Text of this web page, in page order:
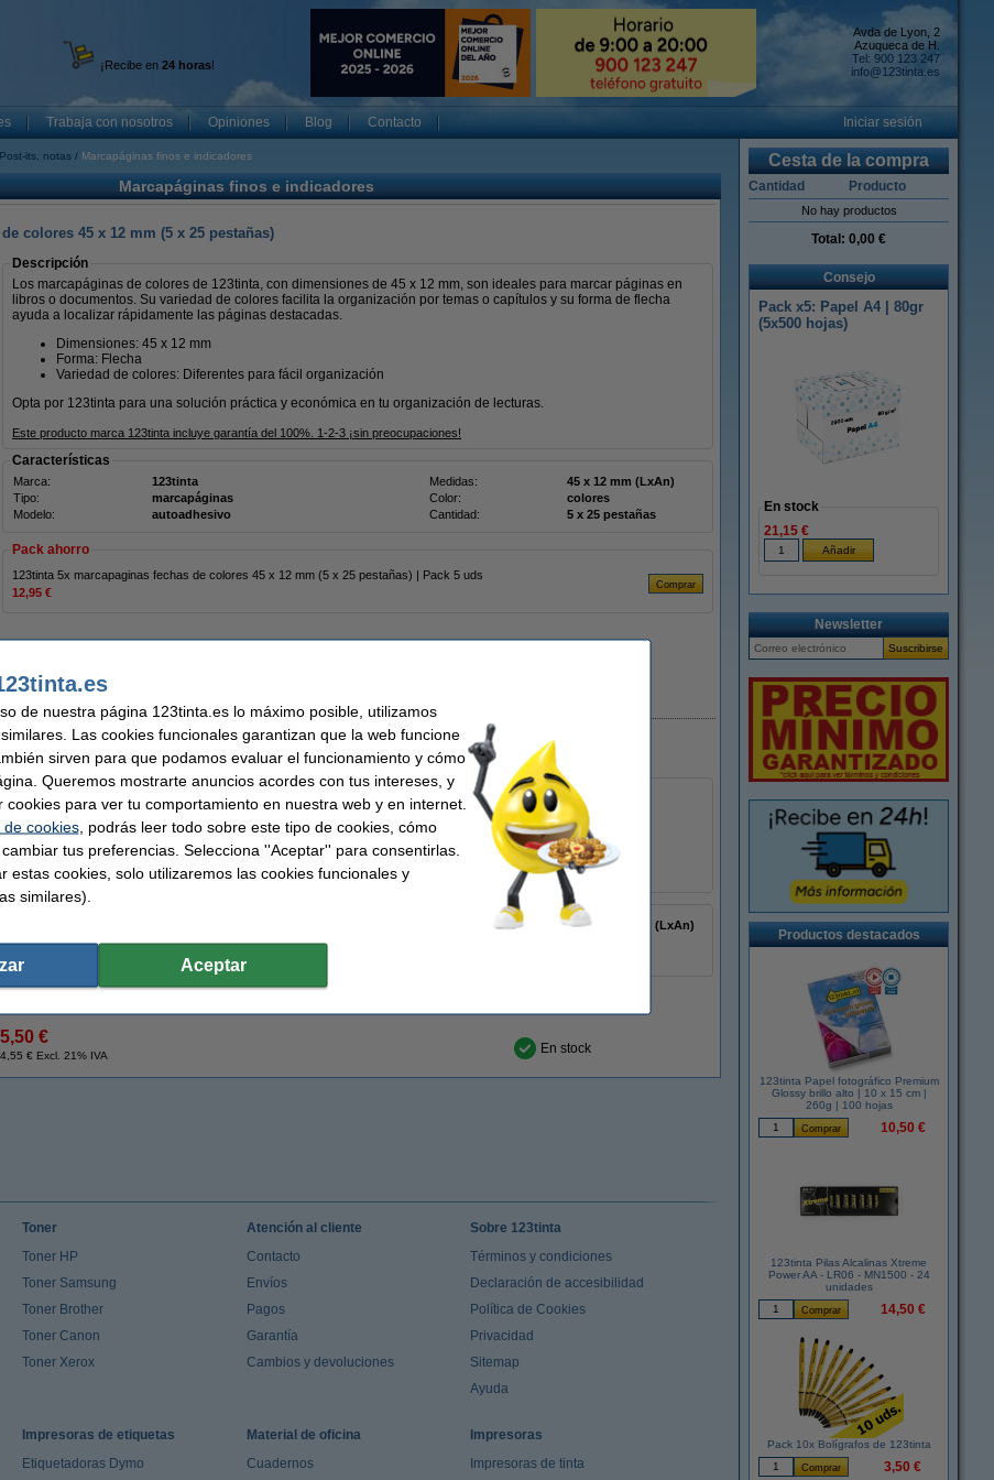
¡Recibe en 24 horas!
Avda de Lyon, 2
Azuqueca de H.
Tel: 900 123 247
info@123tinta.es
Trabaja con nosotros Opiniones Blog Contacto Iniciar sesión
Post-its, notas Marcapáginas finos e indicadores
Marcapáginas finos e indicadores
colores 45 x 12 mm (5 x 25 pestañas)
Descripción
Los marcapáginas de colores de 123tinta, con dimensiones de 45 x 12 mm, son ideales para marcar páginas en
libros o documentos. Su variedad de colores facilita la organización por temas o capítulos y su forma de flecha
ayuda a localizar rápidamente las páginas destacadas.
Dimensiones: 45 x 12 mm
Forma: Flecha
Variedad de colores: Diferentes para fácil organización
Opta por 123tinta para una solución práctica y económica en tu organización de lecturas.
Este producto marca 123tinta incluye garantía del 100%. 1-2-3 ¡sin preocupaciones!
Características
Marca: 123tinta Medidas:
45 x 12 mm (LxAn)
Tipo:
marcapáginas Color:
colores
Modelo:
autoadhesivo Cantidad: 5 x 25 pestañas
Pack ahorro
123tinta 5x marcapaginas fechas de colores 45 x 12 mm (5 x 25 pestañas) | Pack 5 uds
12,95 €
2,75 €
colores basicos (11,9 x 43,1 mm)
Descripción
El pack de Post-it 3M marcapáginas finos con 4 colores contiene:
1x marcapáginas finos azules brillantes (35 unidades)
1x marcapáginas finos amarillos (35 unidades)
1x marcapáginas finos rosas (35 unidades)
1x marcapáginas finos morados (35 unidades)
Características
43,2 x 11,9 mm (LxAn)
Tipo:
Post-it
colores
5,50 €
4,55 € Excl. 21% IVA En stock
Cesta de la compra
Cantidad Producto
No hay productos
Total: 0,00 €
Consejo
Pack x5: Papel A4 | 80gr
(5x500 hojas)
En stock
21,15 €
Newsletter
Productos destacados
123tinta Papel fotográfico Premium
Glossy brillo alto | 10 x 15 cm |
260g | 100 hojas
10,50 €
123tinta Pilas Alcalinas Xtreme
Power AA - LR06 - MN1500 - 24
unidades
14,50 €
Pack 10x Bolígrafos de 123tinta
3,50 €
Toner
Toner HP
Toner Samsung
Toner Brother
Toner Canon
Toner Xerox
Atención al cliente
Contacto
Envíos
Pagos
Garantía
Cambios y devoluciones
Sobre 123tinta
Términos y condiciones
Declaración de accesibilidad
Política de Cookies
Privacidad
Sitemap
Ayuda
Impresoras de etiquetas
Etiquetadoras Dymo
Material de oficina
Cuadernos
Impresoras
Impresoras de tinta
de nuestra página 123tinta.es lo máximo posible, utilizamos
Las cookies funcionales garantizan que la web funcione
sirven para que podamos evaluar el funcionamiento y cómo
Queremos mostrarte anuncios acordes con tus intereses, y
cookies para ver tu comportamiento en nuestra web y en internet.
de cookies, podrás leer todo sobre este tipo de cookies, cómo
tus preferencias. Selecciona ''Aceptar'' para consentirlas.
estas cookies, solo utilizaremos las cookies funcionales y
similares).
Aceptar